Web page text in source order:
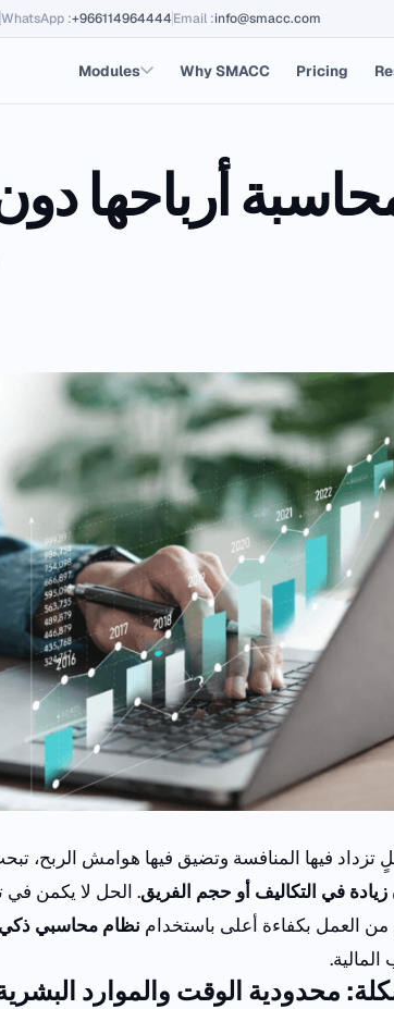
WhatsApp :+966114964444Email :info@smacc.com
Modules Why SMACC Pricing
أرباحها
تزداد فيها المنافسة وتضيق فيها هوامش الربح،
زيادة في التكاليف أو حجم الفريق. الحل لا يكمن
العمل بكفاءة أعلى باستخدام نظام محاسبي ذكي
محدودية الوقت والموارد